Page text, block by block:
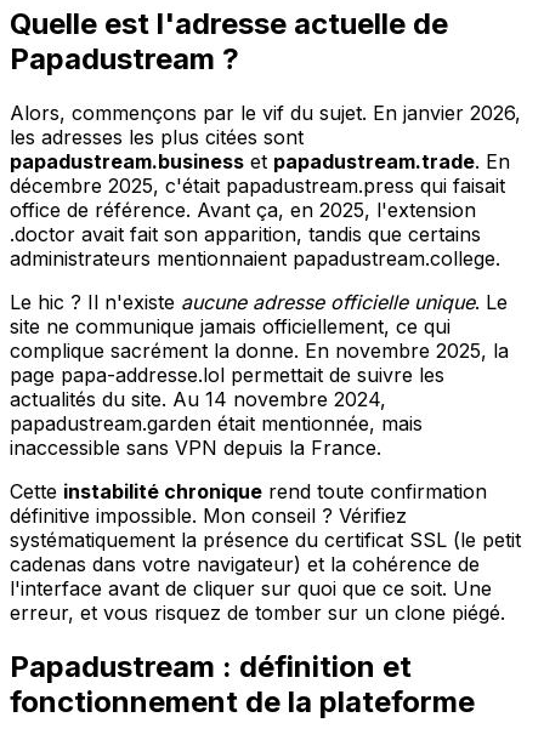
Quelle est l'adresse actuelle de
Papadustream ?
Alors, commençons par le vif du sujet. En janvier 2026,
les adresses les plus citées sont
papadustream.business et papadustream.trade. En
décembre 2025, c'était papadustream.press qui faisait
office de référence. Avant ça, en 2025, l'extension
.doctor avait fait son apparition, tandis que certains
administrateurs mentionnaient papadustream.college.
Le hic ? Il n'existe aucune adresse officielle unique. Le
site ne communique jamais officiellement, ce qui
complique sacrément la donne. En novembre 2025, la
page papa-addresse.lol permettait de suivre les
actualités du site. Au 14 novembre 2024,
papadustream.garden était mentionnée, mais
inaccessible sans VPN depuis la France.
Cette instabilité chronique rend toute confirmation
définitive impossible. Mon conseil ? Vérifiez
systématiquement la présence du certificat SSL (le petit
cadenas dans votre navigateur) et la cohérence de
l'interface avant de cliquer sur quoi que ce soit. Une
erreur, et vous risquez de tomber sur un clone piégé.
Papadustream : définition et
fonctionnement de la plateforme